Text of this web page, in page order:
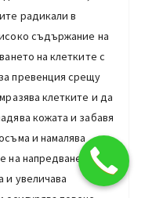
радикали в
съдържание на
на клетките с
превенция срещу
клетките и да
кожата и забавя
и намалява
на напредването на
и увеличава